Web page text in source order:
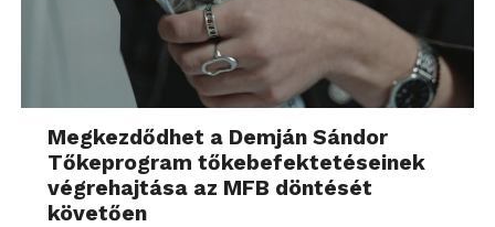
Megkezdődhet a Demján Sándor
Tőkeprogram tőkebefektetéseinek
végrehajtása az MFB döntését
követően